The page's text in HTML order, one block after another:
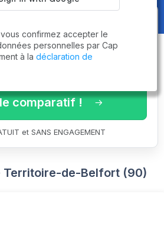
comparatif des
adaptés à vos
en 3 minutes !
comparatif !
et SANS ENGAGEMENT
Territoire-de-Belfort (90)
confirmez accepter le
personnelles par Cap
à la déclaration de